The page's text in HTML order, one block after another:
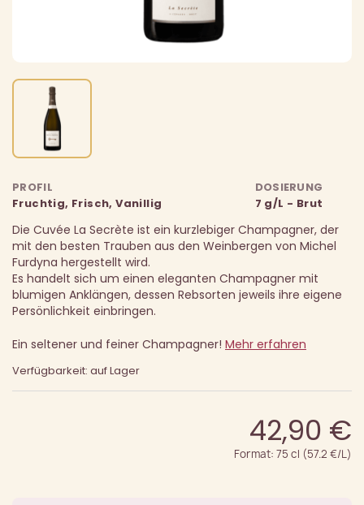
PROFIL
Fruchtig, Frisch, Vanillig
DOSIERUNG
7 g/L - Brut
Die Cuvée La Secrète ist ein kurzlebiger Champagner, der
mit den besten Trauben aus den Weinbergen von Michel
Furdyna hergestellt wird.
Es handelt sich um einen eleganten Champagner mit
blumigen Anklängen, dessen Rebsorten jeweils ihre eigene
Persönlichkeit einbringen.
Ein seltener und feiner Champagner! Mehr erfahren
Verfügbarkeit: auf Lager
42,90 €
Format: 75 cl (57.2 €/L)